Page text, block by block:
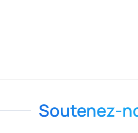
Soutenez-